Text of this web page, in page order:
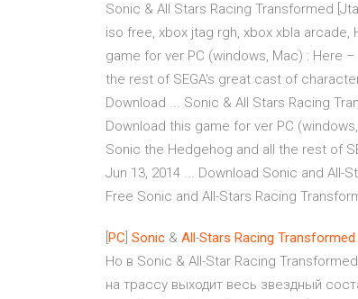
Sonic & All Stars Racing Transformed​
iso free, xbox jtag rgh, xbox xbla
game for ver PC (windows, Mac) : Here
the rest of SEGA's great cast of
Download ... Sonic & All Stars Racing
Download this game for ver PC
Sonic the Hedgehog and all the rest of
Jun 13, 2014 ... Download Sonic and All-
Free Sonic and All-Stars Racing
PC Sonic & All-Stars Racing Transformed
Но в Sonic & All-Star Racing
на трассу выходит весь звездный